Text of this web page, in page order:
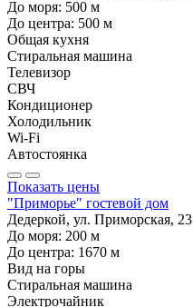
До моря: 500 м
До центра: 500 м
Общая кухня
Стиральная машина
Телевизор
СВЧ
Кондиционер
Холодильник
Wi-Fi
Автостоянка
Показать цены
"Приморье" гостевой дом
Дедеркой, ул. Приморская, 23
До моря: 200 м
До центра: 1670 м
Вид на горы
Стиральная машина
Электрочайник